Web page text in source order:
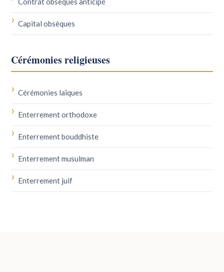
Capital obsèques
Cérémonies religieuses
Cérémonies laïques
Enterrement orthodoxe
Enterrement bouddhiste
Enterrement musulman
Enterrement juif